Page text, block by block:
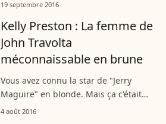
19 septembre 2016
Kelly Preston : La femme de
John Travolta
méconnaissable en brune
Vous avez connu la star de "Jerry
Maguire" en blonde. Mais ça c'était
avant...
4 août 2016